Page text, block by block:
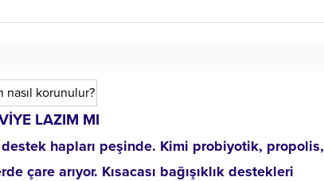
LAZIM MI
destek hapları peşinde. Kimi probiyotik, propolis,
çare arıyor. Kısacası bağışıklık destekleri